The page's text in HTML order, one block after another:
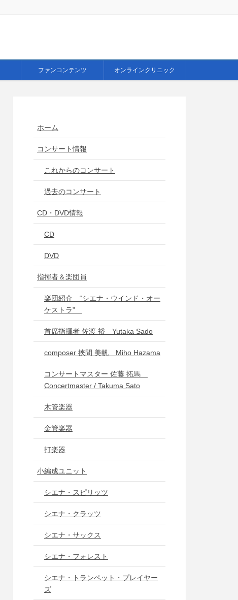
ファンコンテンツ オンラインクリニック
ホーム
コンサート情報
これからのコンサート
過去のコンサート
CD・DVD情報
CD
DVD
指揮者＆楽団員
楽団紹介 “シエナ・ウインド・オー
ケストラ”
首席指揮者 佐渡 裕 Yutaka Sado
composer 挾間 美帆 Miho Hazama
コンサートマスター 佐藤 拓馬
Concertmaster / Takuma Sato
木管楽器
金管楽器
打楽器
小編成ユニット
シエナ・スピリッツ
シエナ・クラッツ
シエナ・サックス
シエナ・フォレスト
シエナ・トランペット・プレイヤー
ズ